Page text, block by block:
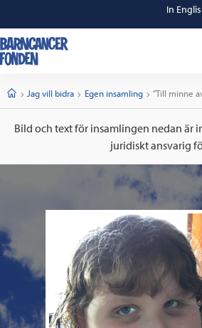
In
StartJag vill bidra Egen insamling Current:
"Till minne
Bild och text för insamlingen nedan är
juridiskt ansvarig